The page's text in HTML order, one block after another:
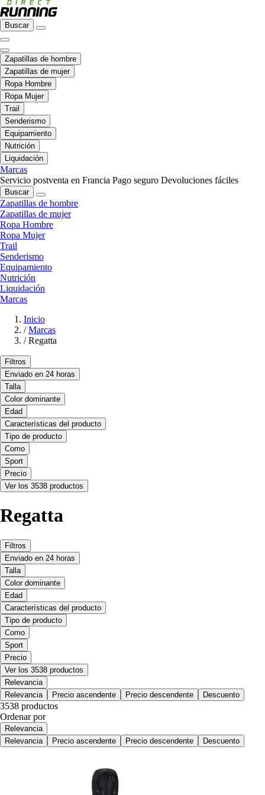
Buscar
Zapatillas de hombre
Zapatillas de mujer
Ropa Hombre
Ropa Mujer
Trail
Senderismo
Equipamiento
Nutrición
Liquidación
Marcas
Servicio postventa en Francia Pago seguro Devoluciones fáciles
Buscar
Zapatillas de hombre
Zapatillas de mujer
Ropa Hombre
Ropa Mujer
Trail
Senderismo
Equipamiento
Nutrición
Liquidación
Marcas
Inicio
/ Marcas
/ Regatta
Filtros
Enviado en 24 horas
Talla
Color dominante
Edad
Características del producto
Tipo de producto
Como
Sport
Precio
Ver los 3538 productos
Regatta
Filtros
Enviado en 24 horas
Talla
Color dominante
Edad
Características del producto
Tipo de producto
Como
Sport
Precio
Ver los 3538 productos
Relevancia
Relevancia
Precio ascendente Precio descendente Descuento
3538 productos
Ordenar por
Relevancia
Relevancia
Precio ascendente Precio descendente Descuento